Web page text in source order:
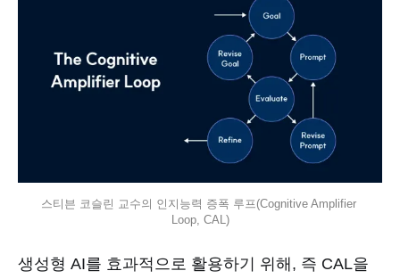
스티븐 코슬린 교수의 인지능력 증폭 루프(Cognitive Amplifier
Loop, CAL)
생성형 AI를 효과적으로 활용하기 위해, 즉 CAL을